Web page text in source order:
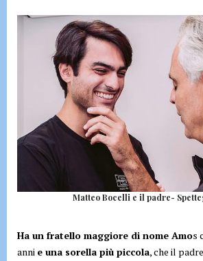
Matteo Bocelli e il padre-
Ha un fratello maggiore di nome Amos
anni e una sorella più piccola, che il